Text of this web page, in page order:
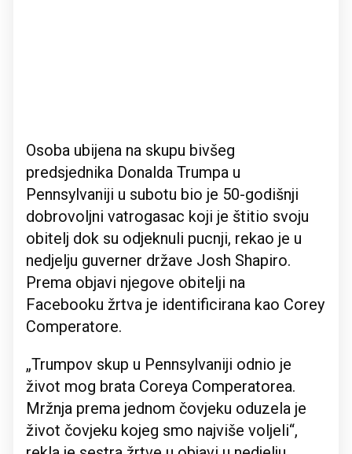
Osoba ubijena na skupu bivšeg
predsjednika Donalda Trumpa u
Pennsylvaniji u subotu bio je 50-godišnji
dobrovoljni vatrogasac koji je štitio svoju
obitelj dok su odjeknuli pucnji, rekao je u
nedjelju guverner države Josh Shapiro.
Prema objavi njegove obitelji na
Facebooku žrtva je identificirana kao Corey
Comperatore.
„Trumpov skup u Pennsylvaniji odnio je
život mog brata Coreya Comperatorea.
Mržnja prema jednom čovjeku oduzela je
život čovjeku kojeg smo najviše voljeli“,